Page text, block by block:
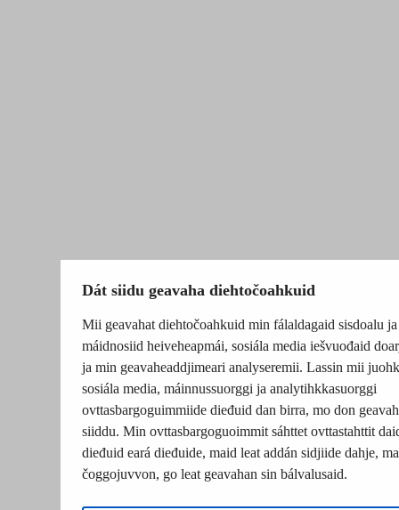
Dát siidu geavaha diehtočoahkuid
Mii geavahat diehtočoahkuid min fálaldagaid sisdoalu ja
máidnosiid heiveheapmái, sosiála media iešvuođaid
ja min geavaheaddjimeari analyseremii. Lassin mii
sosiála media, máinnussuorggi ja analytihkkasuorggi
ovttasbargoguimmiide dieđuid dan birra, mo don
siiddu. Min ovttasbargoguoimmit sáhttet ovttastahttit
dieđuid eará dieđuide, maid leat addán sidjiide dahje,
čoggojuvvon, go leat geavahan sin bálvalusaid.